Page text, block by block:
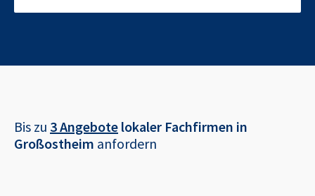
Bis zu 3 Angebote lokaler Fachfirmen in
Großostheim anfordern